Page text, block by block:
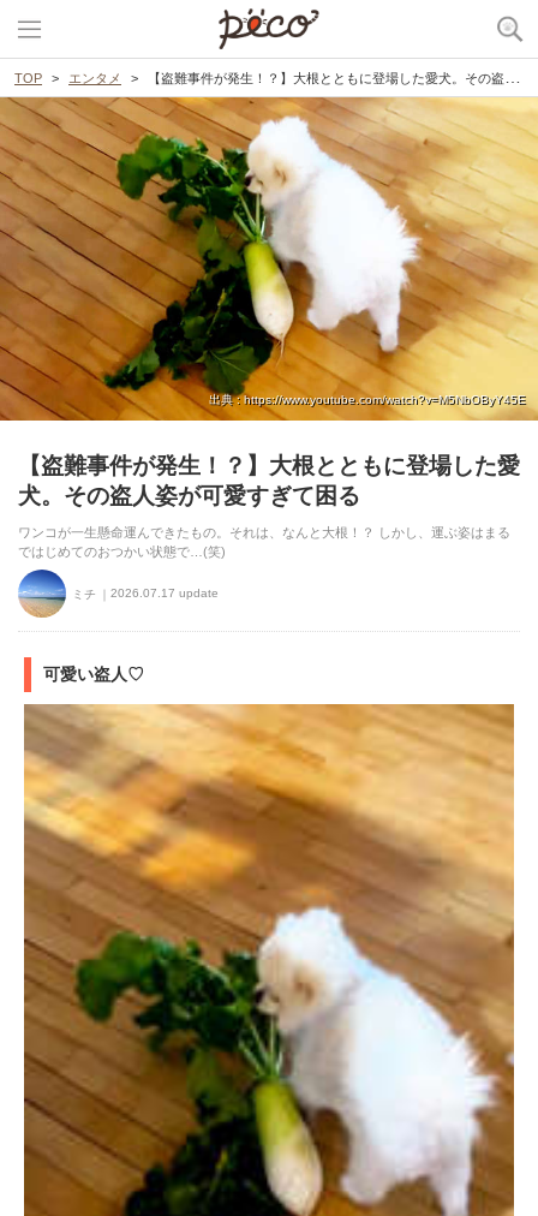
TOP エンタメ 【盗難事件が発生！？】大根とともに登場した愛犬。その盗人姿が可愛すぎて困る
出典 : https://www.youtube.com/watch?v=M5NbOByY45E
【盗難事件が発生！？】大根とともに登場した愛
犬。その盗人姿が可愛すぎて困る
ワンコが一生懸命運んできたもの。それは、なんと大根！？ しかし、運ぶ姿はまる
ではじめてのおつかい状態で…(笑)
ミチ 2026.07.17 update
可愛い盗人♡